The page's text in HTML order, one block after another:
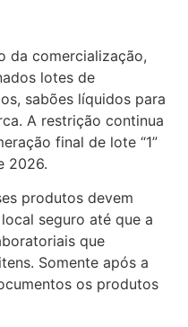
da comercialização,
lotes de
sabões líquidos para
A restrição continua
final de lote “1”
2026.
produtos devem
seguro até que a
que
Somente após a
os produtos